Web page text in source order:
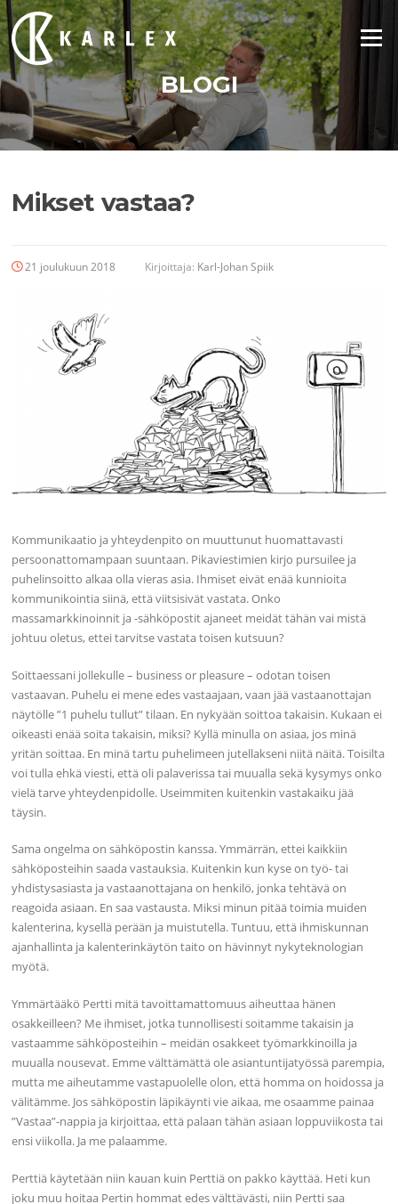
Siirry
suoraan
sisältöön
Valikko
BLOGI
Mikset vastaa?
21 joulukuun 2018 Kirjoittaja: Karl-Johan Spiik
Kommunikaatio ja yhteydenpito on muuttunut huomattavasti
persoonattomampaan suuntaan. Pikaviestimien kirjo pursuilee ja
puhelinsoitto alkaa olla vieras asia. Ihmiset eivät enää kunnioita
kommunikointia siinä, että viitsisivät vastata. Onko
massamarkkinoinnit ja -sähköpostit ajaneet meidät tähän vai mistä
johtuu oletus, ettei tarvitse vastata toisen kutsuun?
Soittaessani jollekulle – business or pleasure – odotan toisen
vastaavan. Puhelu ei mene edes vastaajaan, vaan jää vastaanottajan
näytölle ”1 puhelu tullut” tilaan. En nykyään soittoa takaisin. Kukaan ei
oikeasti enää soita takaisin, miksi? Kyllä minulla on asiaa, jos minä
yritän soittaa. En minä tartu puhelimeen jutellakseni niitä näitä. Toisilta
voi tulla ehkä viesti, että oli palaverissa tai muualla sekä kysymys onko
vielä tarve yhteydenpidolle. Useimmiten kuitenkin vastakaiku jää
täysin.
Sama ongelma on sähköpostin kanssa. Ymmärrän, ettei kaikkiin
sähköposteihin saada vastauksia. Kuitenkin kun kyse on työ- tai
yhdistysasiasta ja vastaanottajana on henkilö, jonka tehtävä on
reagoida asiaan. En saa vastausta. Miksi minun pitää toimia muiden
kalenterina, kysellä perään ja muistutella. Tuntuu, että ihmiskunnan
ajanhallinta ja kalenterinkäytön taito on hävinnyt nykyteknologian
myötä.
Ymmärtääkö Pertti mitä tavoittamattomuus aiheuttaa hänen
osakkeilleen? Me ihmiset, jotka tunnollisesti soitamme takaisin ja
vastaamme sähköposteihin – meidän osakkeet työmarkkinoilla ja
muualla nousevat. Emme välttämättä ole asiantuntijatyössä parempia,
mutta me aiheutamme vastapuolelle olon, että homma on hoidossa ja
välitämme. Jos sähköpostin läpikäynti vie aikaa, me osaamme painaa
”Vastaa”-nappia ja kirjoittaa, että palaan tähän asiaan loppuviikosta tai
ensi viikolla. Ja me palaamme.
Perttiä käytetään niin kauan kuin Perttiä on pakko käyttää. Heti kun
joku muu hoitaa Pertin hommat edes välttävästi, niin Pertti saa